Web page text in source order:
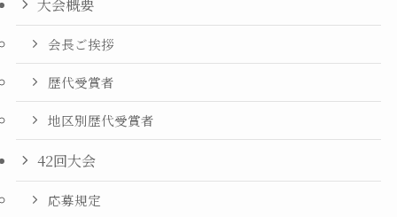
大会概要
会長ご挨拶
歴代受賞者
地区別歴代受賞者
42回大会
応募規定